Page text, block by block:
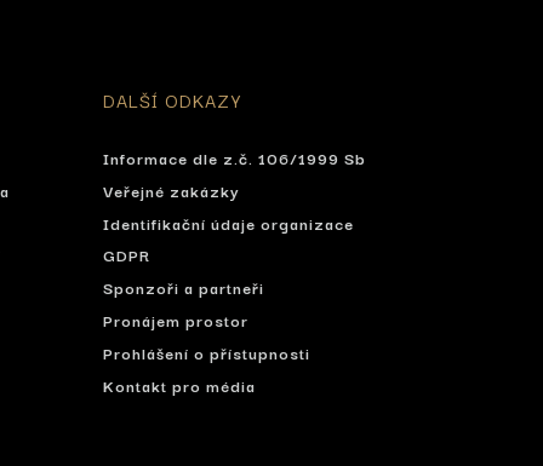
DALŠÍ ODKAZY
Informace dle z.č. 106/1999 Sb
Veřejné zakázky
Identifikační údaje organizace
GDPR
Sponzoři a partneři
Pronájem prostor
Prohlášení o přístupnosti
Kontakt pro média